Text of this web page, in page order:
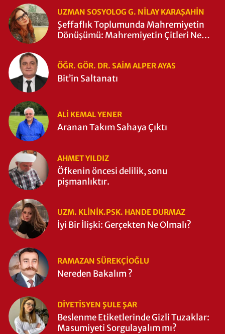
UZMAN SOSYOLOG G. NILAY KARAŞAHİN
Şeffaflık Toplumunda Mahremiyetin
Dönüşümü: Mahremiyetin Çitleri Ne
ÖĞR. GÖR. DR. SAIM ALPER AYAS
Bit’in Saltanatı
ALI KEMAL YENER
Aranan Takım Sahaya Çıktı
AHMET YILDIZ
Öfkenin öncesi delilik, sonu
pişmanlıktır.
UZM. KLINIK.PSK. HANDE DURMAZ
İyi Bir İlişki: Gerçekten Ne Olmalı?
RAMAZAN SÜREKÇIOĞLU
Nereden Bakalım ?
DIYETISYEN ŞULE ŞAR
Beslenme Etiketlerinde Gizli Tuzaklar:
Masumiyeti Sorgulayalım mı?